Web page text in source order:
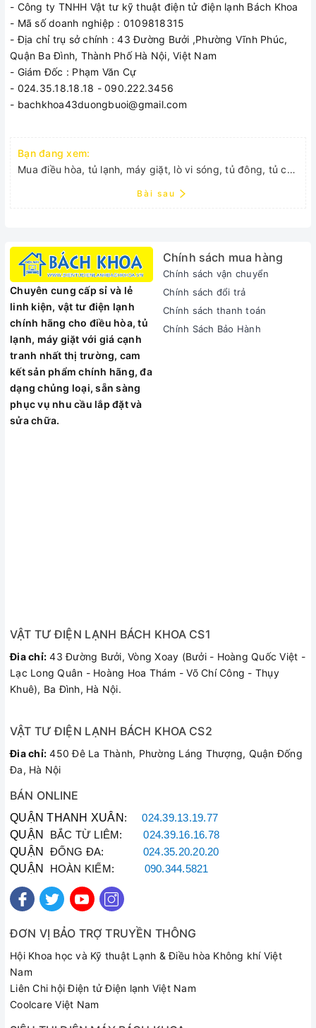
- Công ty TNHH Vật tư kỹ thuật điện tử điện lạnh Bách Khoa
- Mã số doanh nghiệp : 0109818315
- Địa chỉ trụ sở chính : 43 Đường Bưởi ,Phường Vĩnh Phúc,
Quận Ba Đình, Thành Phố Hà Nội, Việt Nam
- Giám Đốc : Phạm Văn Cự
- 024.35.18.18.18 - 090.222.3456
- bachkhoa43duongbuoi@gmail.com
Bạn đang xem:
Mua điều hòa, tủ lạnh, máy giặt, lò vi sóng, tủ đông, tủ cánh kính đã qua sử dụng.....
Bài sau
Chuyên cung cấp sỉ và lẻ
linh kiện, vật tư điện lạnh
chính hãng cho điều hòa, tủ
lạnh, máy giặt với giá cạnh
tranh nhất thị trường, cam
kết sản phẩm chính hãng, đa
dạng chủng loại, sẵn sàng
phục vụ nhu cầu lắp đặt và
sửa chữa.
Chính sách mua hàng
Chính sách vận chuyển
Chính sách đổi trả
Chính sách thanh toán
Chính Sách Bảo Hành
VẬT TƯ ĐIỆN LẠNH BÁCH KHOA CS1
Đia chỉ: 43 Đường Bưởi, Vòng Xoay (Bưởi - Hoàng Quốc Việt -
Lạc Long Quân - Hoàng Hoa Thám - Võ Chí Công - Thụy
Khuê), Ba Đình, Hà Nội.
VẬT TƯ ĐIỆN LẠNH BÁCH KHOA CS2
Đia chỉ: 450 Đê La Thành, Phường Láng Thượng, Quận Đống
Đa, Hà Nội
BÁN ONLINE
QUẬN THANH XUÂN :024.39.13.19.77
QUẬN BẮC TỪ LIÊM:024.39.16.16.78
QUẬN ĐỐNG ĐA: 024.35.20.20.20
QUẬN HOÀN KIẾM: 090.344.5821
ĐƠN VỊ BẢO TRỢ TRUYỀN THÔNG
Hội Khoa học và Kỹ thuật Lạnh & Điều hòa Không khí Việt
Nam
Liên Chi hội Điện tử Điện lạnh Việt Nam
Coolcare Việt Nam